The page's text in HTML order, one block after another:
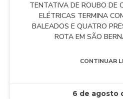
TENTATIVA DE ROUBO DE
ELÉTRICAS TERMINA
BALEADOS E QUATRO
ROTA EM SÃO
CONTINUAR
6 de agosto